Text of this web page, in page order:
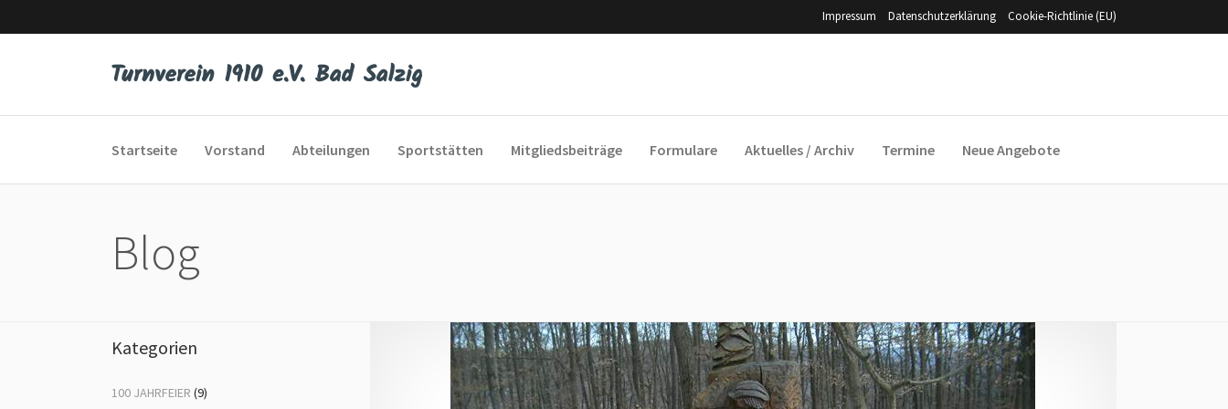
Impressum Datenschutzerklärung Cookie-Richtlinie (EU)
Startseite Vorstand Abteilungen
Eltern-Kind-Turnen
Kunstturnen Er und Sie Sport
Fit ins Alter
Sportstätten Mitgliedsbeiträge Formulare Aktuelles / Archiv Termine Neue Angebote
Blog
Kategorien
100 JAHRFEIER (9)